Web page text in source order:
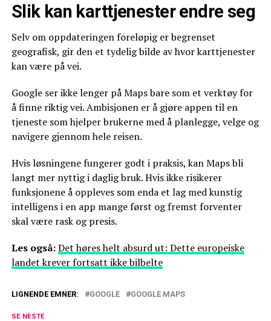
Slik kan karttjenester endre seg
Selv om oppdateringen foreløpig er begrenset
geografisk, gir den et tydelig bilde av hvor karttjenester
kan være på vei.
Google ser ikke lenger på Maps bare som et verktøy for
å finne riktig vei. Ambisjonen er å gjøre appen til en
tjeneste som hjelper brukerne med å planlegge, velge og
navigere gjennom hele reisen.
Hvis løsningene fungerer godt i praksis, kan Maps bli
langt mer nyttig i daglig bruk. Hvis ikke risikerer
funksjonene å oppleves som enda et lag med kunstig
intelligens i en app mange først og fremst forventer
skal være rask og presis.
Les også:Det høres helt absurd ut: Dette europeiske
landet krever fortsatt ikke bilbelte
LIGNENDE EMNER: GOOGLE GOOGLE MAPS
SE NESTE